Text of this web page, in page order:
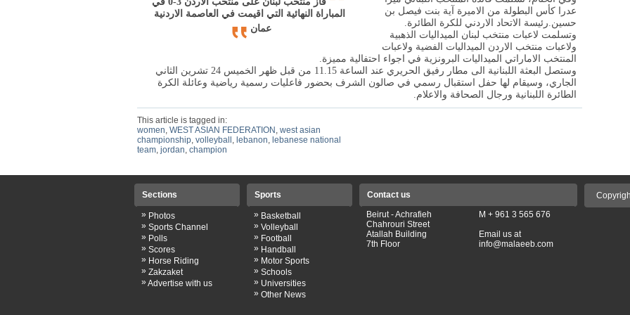
المباراة النهائية التي اقيمت في العاصمة الاردنية
عمان
عدرا كأس البطولة من الاميرة آية بنت فيصل بن
حسين.رئيسة الاتحاد الاردني للكرة الطائرة.
وتسلمت لاعبات منتخب لبنان الميداليات الذهبية
ولاعبات منتخب الاردن الميداليات الفضية ولاعبات
المنتخب الاماراتي الميداليات البرونزية في اجواء احتفالية مميزة.
وستصل البعثة اللبنانية الى مطار رفيق الحريري عند الساعة 11.15 من قبل ظهر الخميس 24 تشرين الثاني
الجاري، وسيقام لها حفل استقبال رسمي في صالون الشرف بحضور فاعليات رسمية رياضية وعائلة الكرة
الطائرة اللبنانية ورجال الصحافة والاعلام.
This article is tagged in:
women, WEST ASIAN FEDERATION , west asian
championship, volleyball , lebanon, lebanese national
team, jordan, champion
Sections
» Photos
» Sports Channel
» Polls
» Scores
» Horse Riding
» Zakzaket
» Advertise with us
Sports
» Basketball
» Volleyball
» Football
» Handball
» Motor Sports
» Schools
» Universities
» Other News
Contact us
Beirut - Achrafieh
Chahrouri Street
Atallah Building
7th Floor
M + 961 3 565 676
Email us at
info@malaeeb.com